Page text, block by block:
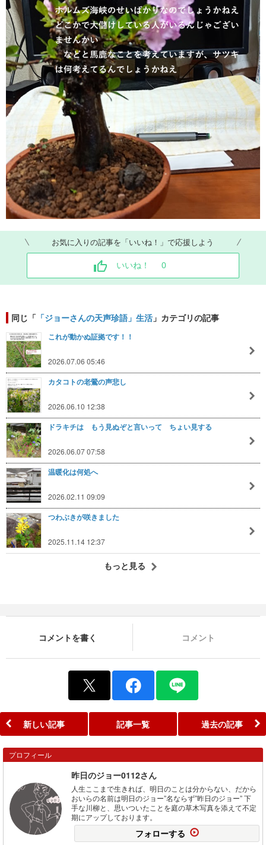
お気に入りの記事を「いいね！」で応援しよう
いいね！ 0
同じ「 「ジョーさんの天声珍語」生活 」カテゴリの記事
これが動かぬ証拠です！！
2026.07.06 05:46
カタコトの老鶯の声悲し
2026.06.10 12:38
ドラキチは もう見ぬぞと言いって ちょい見する
2026.06.07 07:58
温暖化は何処へ
2026.02.11 09:09
つわぶきが咲きました
2025.11.14 12:37
もっと見る
コメントを書く コメント
新しい記事 記事一覧 過去の記事
プロフィール
昨日のジョー0112さん
人生ここまで生きれば、明日のことは分からない、だから
おいらの名前は明日のジョー”名ならず”昨日のジョー” 下
手な川柳と、思いついたことを庭の草木写真を添えて不定
期にアップしております。
フォローする